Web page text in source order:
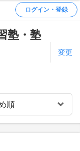
ログイン・登録
塾・塾
変更